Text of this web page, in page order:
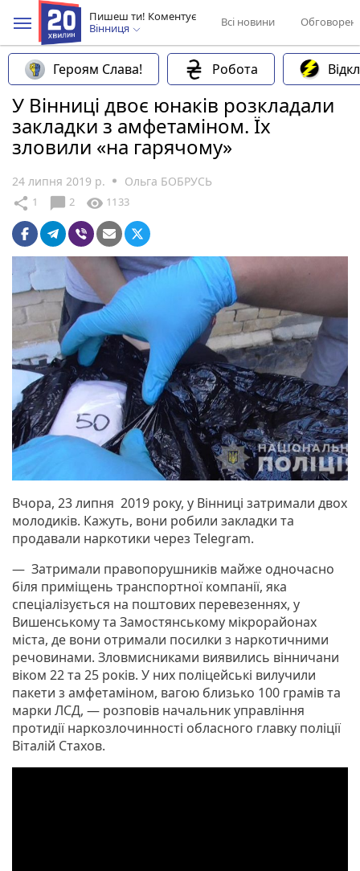
Пишеш ти! Коментує
Вінниця
Всі новини
Героям Слава! Робота
У Вінниці двоє юнаків розкладали
закладки з амфетаміном. Їх
зловили «на гарячому»
24 липня 2019 р. Ольга БОБРУСЬ
share 1 chat_bubble 2 visibility 1133
Вчора, 23 липня 2019 року, у Вінниці затримали двох
молодиків. Кажуть, вони робили закладки та
продавали наркотики через Telegram.
— Затримали правопорушників майже одночасно
біля приміщень транспортної компанії, яка
спеціалізується на поштових перевезеннях, у
Вишенському та Замостянському мікрорайонах
міста, де вони отримали посилки з наркотичними
речовинами. Зловмисниками виявились вінничани
віком 22 та 25 років. У них поліцейські вилучили
пакети з амфетаміном, вагою близько 100 грамів та
марки ЛСД, — розповів начальник управління
протидії наркозлочинності обласного главку поліції
Віталій Стахов.